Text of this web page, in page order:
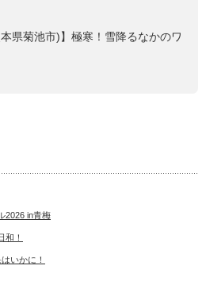
本県菊池市)】極寒！雪降るなかのワ
2026 in青梅
和！
いかに！